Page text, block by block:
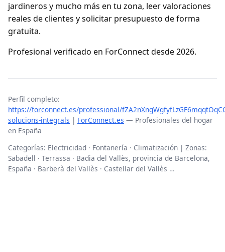
jardineros y mucho más en tu zona, leer valoraciones
reales de clientes y solicitar presupuesto de forma
gratuita.
Profesional verificado en ForConnect desde 2026.
Perfil completo:
https://forconnect.es/professional/
solucions-integrals | ForConnect.es — Profesionales del hogar
en España
Categorías: Electricidad · Fontanería · Climatización | Zonas:
Sabadell · Terrassa · Badia del Vallès, provincia de Barcelona,
España · Barberà del Vallès · Castellar del Vallès …